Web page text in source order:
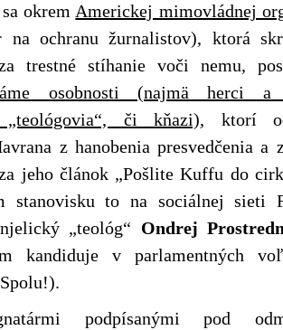
okrem Americkej mimovládnej
na ochranu žurnalistov), ktorá
trestné stíhanie voči nemu,
osobnosti (najmä herci a
„teológovia“, či kňazi), ktorí
z hanobenia presvedčenia a
jeho článok „Pošlite Kuffu do
stanovisku to na sociálnej sieti
„teológ“ Ondrej
kandiduje v parlamentných
podpísanými pod